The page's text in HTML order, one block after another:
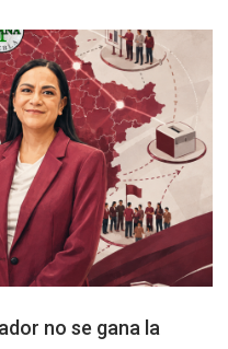
no se gana la